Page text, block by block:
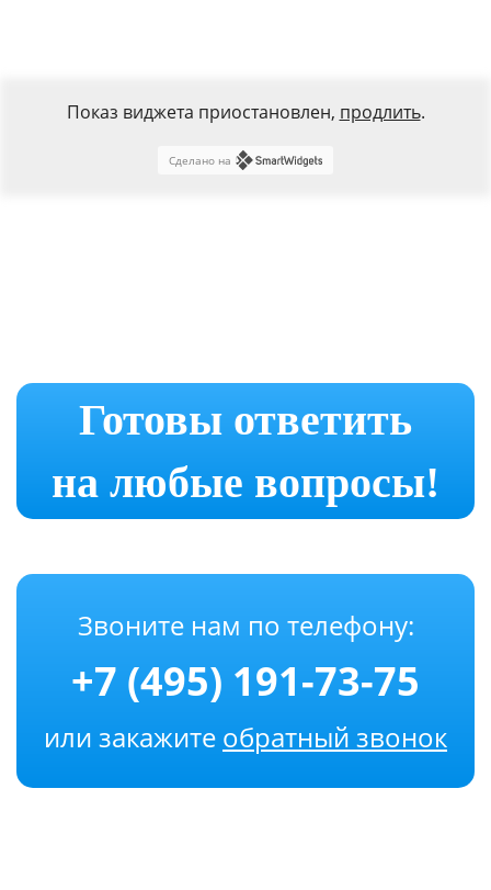
Показ виджета приостановлен, продлить.
Сделано на
Готовы ответить
на любые вопросы!
Звоните нам по телефону:
+7 (495) 191-73-75
или закажите обратный звонок